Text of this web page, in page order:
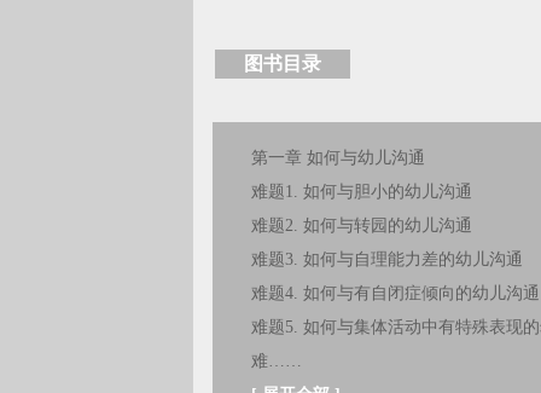
图书目录
第一章 如何与幼儿沟通
难题1. 如何与胆小的幼儿沟通
难题2. 如何与转园的幼儿沟通
难题3. 如何与自理能力差的幼儿沟通
难题4. 如何与有自闭症倾向的幼儿沟通
难题5. 如何与集体活动中有特殊表现
难……